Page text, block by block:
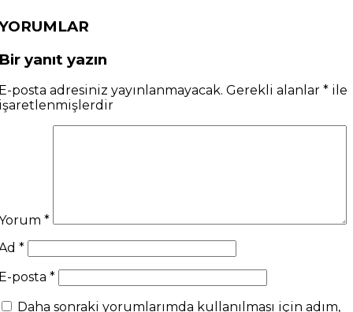
yanıt yazın
posta adresiniz yayınlanmayacak. Gerekli alanlar * ile
*
*
posta *
Daha sonraki yorumlarımda kullanılması için adım,